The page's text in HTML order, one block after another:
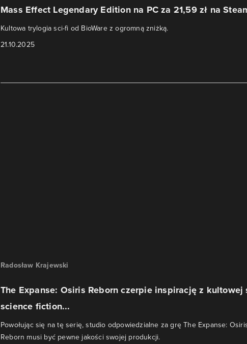
Mass Effect Legendary Edition na PC za 21,59 zł na
Kultowa trylogia sci-fi od BioWare z ogromną zniżką.
21.10.2025
Radosław Krajewski
The Expanse: Osiris Reborn czerpie inspirację z kultowej
science fiction...
Powołując się na tę serię, studio odpowiedzialne za grę The Expanse:
Reborn musi być pewne jakości swojej produkcji.